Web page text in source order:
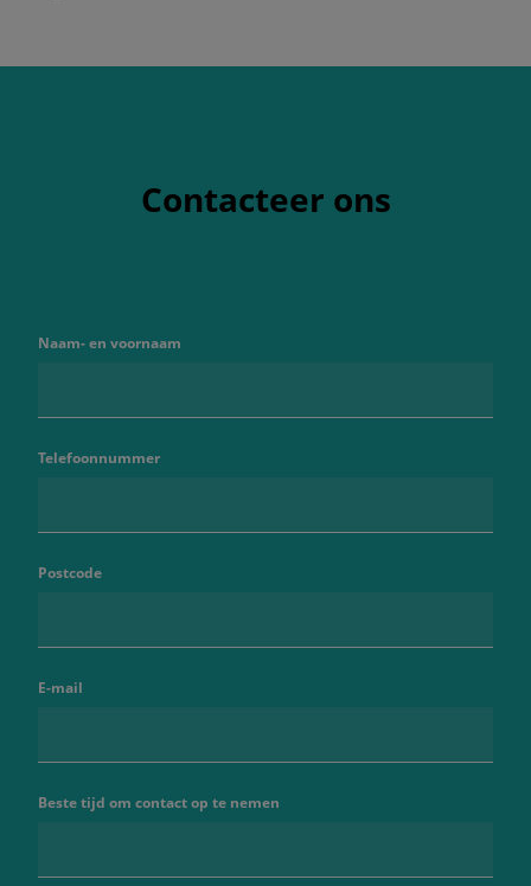
Contacteer ons
Naam- en voornaam
Telefoonnummer
Postcode
E-mail
Beste tijd om contact op te nemen